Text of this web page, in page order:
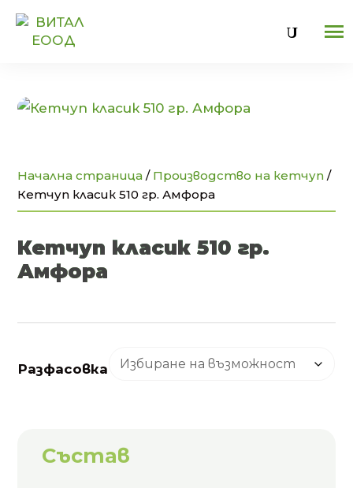
U
Начална страница / Производство на кетчуп /
Кетчуп класик 510 гр. Амфора
Кетчуп класик 510 гр.
Амфора
Разфасовка
Състав